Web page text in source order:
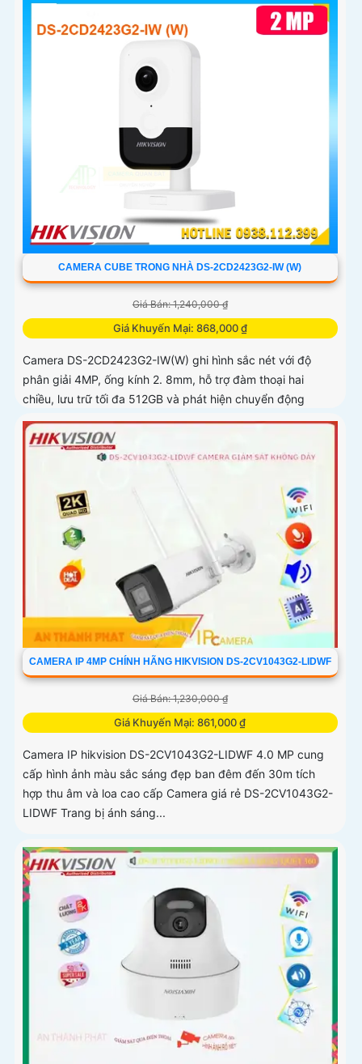
CAMERA CUBE TRONG NHÀ DS-2CD2423G2-IW (W)
Giá Bán: 1,240,000 ₫
Giá Khuyến Mại: 868,000 ₫
Camera DS-2CD2423G2-IW(W) ghi hình sắc nét với độ
phân giải 4MP, ống kính 2. 8mm, hỗ trợ đàm thoại hai
chiều, lưu trữ tối đa 512GB và phát hiện chuyển động
thông minh phân biệt người, phương tiện
CAMERA IP 4MP CHÍNH HÃNG HIKVISION DS-2CV1043G2-LIDWF
Giá Bán: 1,230,000 ₫
Giá Khuyến Mại: 861,000 ₫
Camera IP hikvision DS-2CV1043G2-LIDWF 4.0 MP cung
cấp hình ảnh màu sắc sáng đẹp ban đêm đến 30m tích
hợp thu âm và loa cao cấp Camera giá rẻ DS-2CV1043G2-
LIDWF Trang bị ánh sáng...